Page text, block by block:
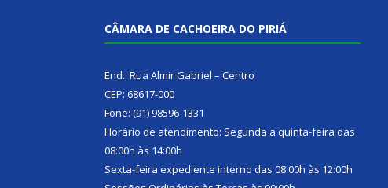
CÂMARA DE CACHOEIRA DO PIRIÁ
End.: Rua Almir Gabriel – Centro
CEP: 68617-000
Fone: (91) 98596-1331
Horário de atendimento: Segunda a quinta-feira das
08:00h às 14:00h
Sexta-feira expediente interno das 08:00h às 12:00h